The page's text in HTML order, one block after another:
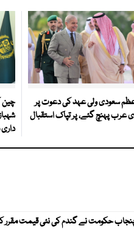
سعودی ولی عہد کی دعوت پر
عرب پہنچ گئے، پر تپاک استقبال
حکومت نے گندم کی نئی قیمت مقرر